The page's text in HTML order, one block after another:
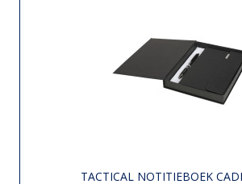
TACTICAL NOTITIEBOEK